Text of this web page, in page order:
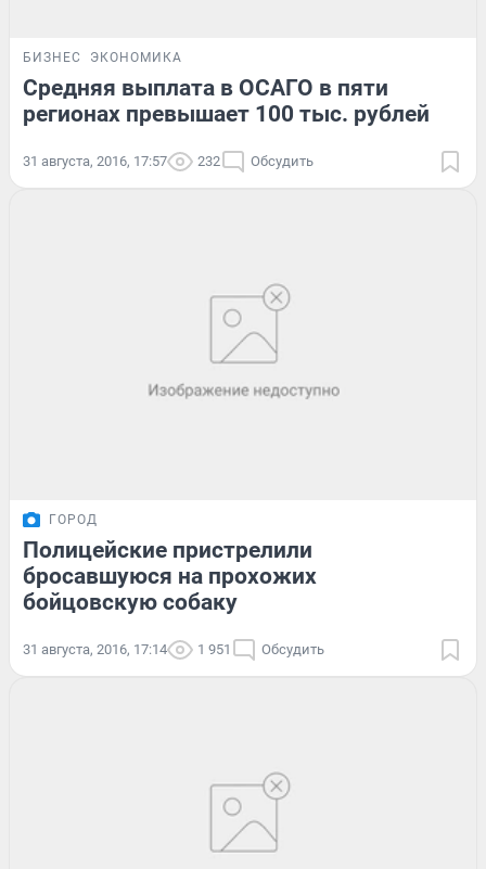
БИЗНЕС ЭКОНОМИКА
Средняя выплата в ОСАГО в пяти
регионах превышает 100 тыс. рублей
31 августа, 2016, 17:57 232 Обсудить
ГОРОД
Полицейские пристрелили
бросавшуюся на прохожих
бойцовскую собаку
31 августа, 2016, 17:14 1 951 Обсудить